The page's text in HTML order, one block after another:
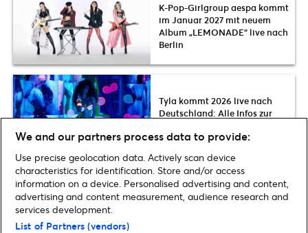
K-Pop-Girlgroup aespa kommt
im Januar 2027 mit neuem
Album „LEMONADE“ live nach
Berlin
Tyla kommt 2026 live nach
Deutschland: Alle Infos zur
Home Musik
Nürnberg Pop 2025: Diese Künstler*innen erwarten uns |
Line-Up & Tickets
We and our partners process data to provide:
Use precise geolocation data. Actively scan device
characteristics for identification. Store and/or access
information on a device. Personalised advertising and content,
advertising and content measurement, audience research and
services development.
List of Partners (vendors)